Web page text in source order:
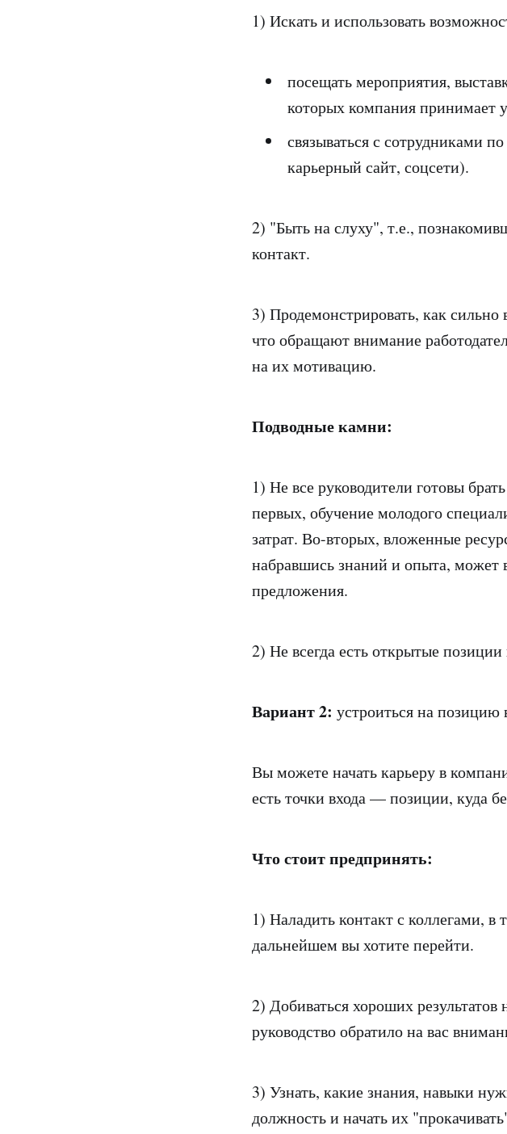
1) Искать и использовать
посещать мероприятия,
которых компания принимает
связываться с сотрудниками
карьерный сайт, соцсети).
2) "Быть на слуху", т.е.,
контакт.
3) Продемонстрировать, как
что обращают внимание
на их мотивацию.
Подводные камни:
1) Не все руководители готовы
первых, обучение молодого
затрат. Во-вторых, вложенные
набравшись знаний и опыта, может
предложения.
2) Не всегда есть открытые
Вариант 2: устроиться на позицию
Вы можете начать карьеру в
есть точки входа — позиции, куда
Что стоит предпринять:
1) Наладить контакт с коллегами, в
дальнейшем вы хотите перейти.
2) Добиваться хороших
руководство обратило на вас
3) Узнать, какие знания, навыки
должность и начать их